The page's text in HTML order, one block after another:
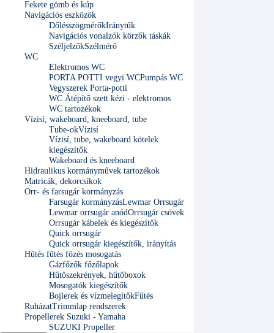
Fekete gömb és kúp
Navigációs eszközök
DőlésszögmérőkIránytűk
Navigációs vonalzók körzők táskák
SzéljelzőkSzélmérő
WC
Elektromos WC
PORTA POTTI vegyi WCPumpás WC
Vegyszerek Porta-potti
WC Átépítő szett kézi - elektromos
WC tartozékok
Vízisí, wakeboard, kneeboard, tube
Tube-okVízisí
Vízisí, tube, wakeboard kötelek
kiegészítők
Wakeboard és kneeboard
Hidraulikus kormányművek tartozékok
Matricák, dekorcsíkok
Orr- és farsugár kormányzás
Farsugár kormányzásLewmar Orrsugár
Lewmar orrsugár anódOrrsugár csövek
Orrsugár kábelek és kiegészítők
Quick orrsugár
Quick orrsugár kiegészítők, irányítás
Hűtés fűtés főzés mosogatás
Gázfőzők főzőlapok
Hűtőszekrények, hűtőboxok
Mosogatók kiegészítők
Bojlerek és vízmelegítőkFűtés
RuházatTrimmlap rendszerek
Propellerek Suzuki - Yamaha
SUZUKI Propeller